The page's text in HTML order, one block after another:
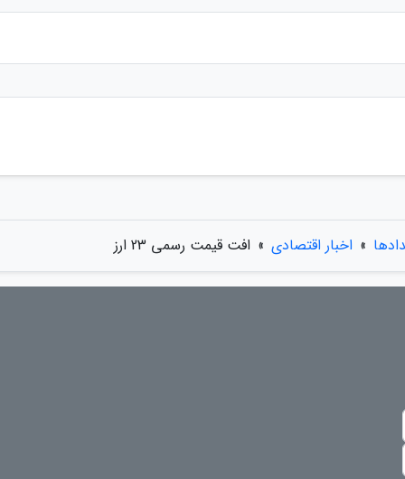
» اخبار اقتصادی » افت قیمت رسمی 23 ارز